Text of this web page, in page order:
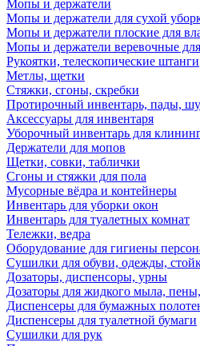
Мопы и держатели
Мопы и держатели для сухой
Мопы и держатели плоские для
Мопы и держатели веревочные
Рукоятки, телескопические штанги
Метлы, щетки
Стяжки, сгоны, скребки
Протирочный инвентарь, пады,
Аксессуары для инвентаря
Уборочный инвентарь для
Держатели для мопов
Щетки, совки, таблички
Сгоны и стяжки для пола
Мусорные вёдра и контейнеры
Инвентарь для уборки окон
Инвентарь для туалетных комнат
Тележки, ведра
Оборудование для гигиены
Сушилки для обуви, одежды,
Дозаторы, диспенсоры, урны
Дозаторы для жидкого мыла,
Диспенсеры для бумажных
Диспенсеры для туалетной бумаги
Сушилки для рук